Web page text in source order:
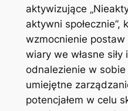
aktywizujące
aktywni społecznie”,
wzmocnienie
wiary we własne siły
odnalezienie w
umiejętne
potencjałem w celu